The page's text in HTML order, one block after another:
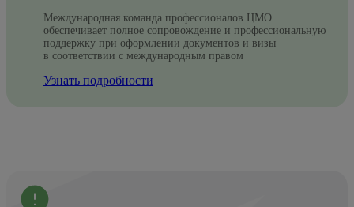
Международная команда профессионалов ЦМО
обеспечивает полное сопровождение и профессиональную
поддержку при оформлении документов и визы
в соответствии с международным правом
Узнать подробности